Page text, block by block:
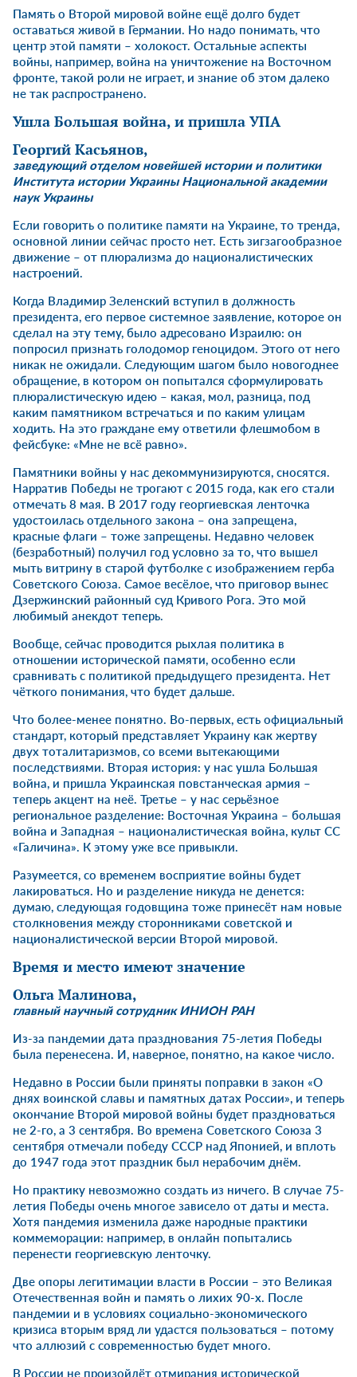
Память о Второй мировой войне ещё долго будет
оставаться живой в Германии. Но надо понимать, что
центр этой памяти – холокост. Остальные аспекты
войны, например, война на уничтожение на Восточном
фронте, такой роли не играет, и знание об этом далеко
не так распространено.
Ушла Большая война, и пришла УПА
Георгий Касьянов,
заведующий отделом новейшей истории и политики
Института истории Украины Национальной академии
наук Украины
Если говорить о политике памяти на Украине, то тренда,
основной линии сейчас просто нет. Есть зигзагообразное
движение – от плюрализма до националистических
настроений.
Когда Владимир Зеленский вступил в должность
президента, его первое системное заявление, которое он
сделал на эту тему, было адресовано Израилю: он
попросил признать голодомор геноцидом. Этого от него
никак не ожидали. Следующим шагом было новогоднее
обращение, в котором он попытался сформулировать
плюралистическую идею – какая, мол, разница, под
каким памятником встречаться и по каким улицам
ходить. На это граждане ему ответили флешмобом в
фейсбуке: «Мне не всё равно».
Памятники войны у нас декоммунизируются, сносятся.
Нарратив Победы не трогают с 2015 года, как его стали
отмечать 8 мая. В 2017 году георгиевская ленточка
удостоилась отдельного закона – она запрещена,
красные флаги – тоже запрещены. Недавно человек
(безработный) получил год условно за то, что вышел
мыть витрину в старой футболке с изображением герба
Советского Союза. Самое весёлое, что приговор вынес
Дзержинский районный суд Кривого Рога. Это мой
любимый анекдот теперь.
Вообще, сейчас проводится рыхлая политика в
отношении исторической памяти, особенно если
сравнивать с политикой предыдущего президента. Нет
чёткого понимания, что будет дальше.
Что более-менее понятно. Во-первых, есть официальный
стандарт, который представляет Украину как жертву
двух тоталитаризмов, со всеми вытекающими
последствиями. Вторая история: у нас ушла Большая
война, и пришла Украинская повстанческая армия –
теперь акцент на неё. Третье – у нас серьёзное
региональное разделение: Восточная Украина – большая
война и Западная – националистическая война, культ СС
«Галичина». К этому уже все привыкли.
Разумеется, со временем восприятие войны будет
лакироваться. Но и разделение никуда не денется:
думаю, следующая годовщина тоже принесёт нам новые
столкновения между сторонниками советской и
националистической версии Второй мировой.
Время и место имеют значение
Ольга Малинова,
главный научный сотрудник ИНИОН РАН
Из-за пандемии дата празднования 75-летия Победы
была перенесена. И, наверное, понятно, на какое число.
Недавно в России были приняты поправки в закон «О
днях воинской славы и памятных датах России», и теперь
окончание Второй мировой войны будет праздноваться
не 2-го, а 3 сентября. Во времена Советского Союза 3
сентября отмечали победу СССР над Японией, и вплоть
до 1947 года этот праздник был нерабочим днём.
Но практику невозможно создать из ничего. В случае 75-
летия Победы очень многое зависело от даты и места.
Хотя пандемия изменила даже народные практики
коммеморации: например, в онлайн попытались
перенести георгиевскую ленточку.
Две опоры легитимации власти в России – это Великая
Отечественная войн и память о лихих 90-х. После
пандемии и в условиях социально-экономического
кризиса вторым вряд ли удастся пользоваться – потому
что аллюзий с современностью будет много.
В России не произойдёт отмирания исторической